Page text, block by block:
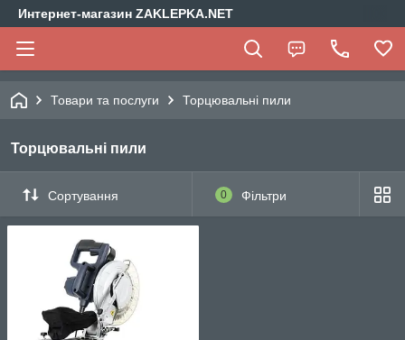
Интернет-магазин ZAKLEPKA.NET
Товари та послуги Торцювальні пили
Торцювальні пили
Сортування 0 Фільтри